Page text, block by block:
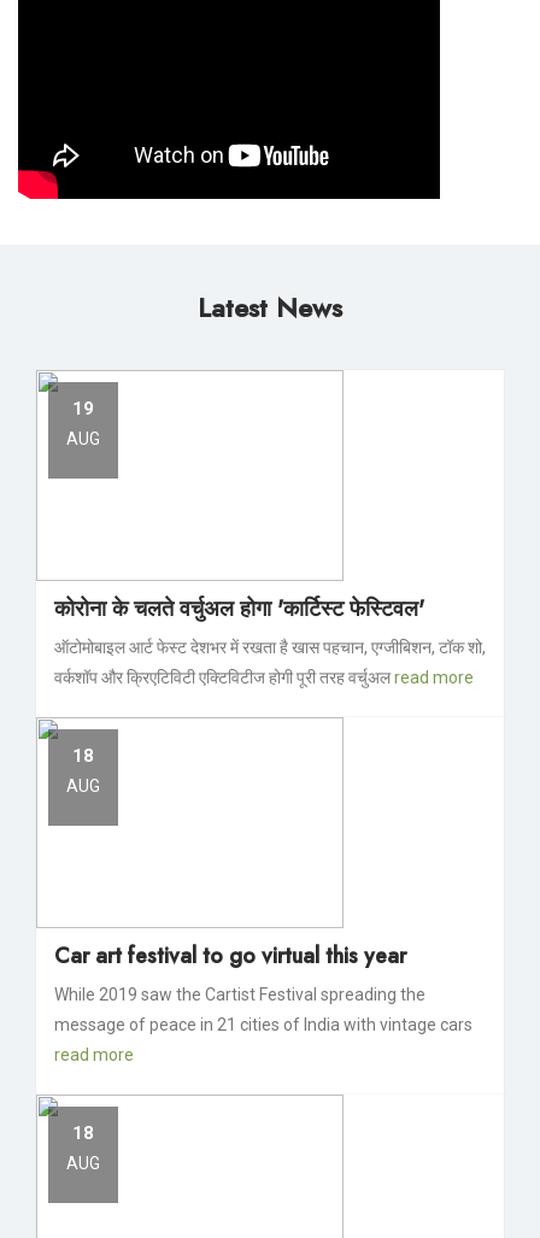
Latest News
19
AUG
कोरोना के चलते वर्चुअल होगा 'कार्टिस्ट फेस्टिवल'
ऑटोमोबाइल आर्ट फेस्ट देशभर में रखता है खास पहचान, एग्जीबिशन, टॉक शो,
वर्कशॉप और क्रिएटिविटी एक्टिविटीज होगी पूरी तरह वर्चुअलread more
18
AUG
Car art festival to go virtual this year
While 2019 saw the Cartist Festival spreading the
message of peace in 21 cities of India with vintage cars
read more
18
AUG